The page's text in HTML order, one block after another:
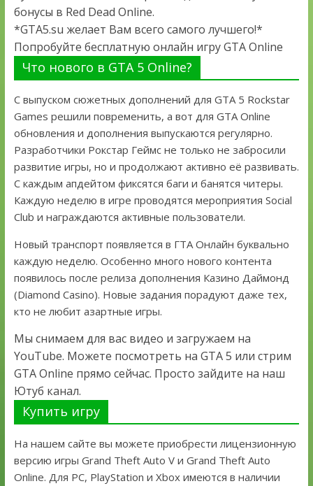
бонусы в Red Dead Online.
*GTA5.su желает Вам всего самого лучшего!*
Попробуйте бесплатную онлайн игру GTA Online
Что нового в GTA 5 Online?
С выпуском сюжетных дополнений для GTA 5 Rockstar
Games решили повременить, а вот для GTA Online
обновления и дополнения выпускаются регулярно.
Разработчики Рокстар Геймс не только не забросили
развитие игры, но и продолжают активно её развивать.
С каждым апдейтом фиксятся баги и банятся читеры.
Каждую неделю в игре проводятся мероприятия Social
Club и награждаются активные пользователи.
Новый транспорт появляется в ГТА Онлайн буквально
каждую неделю. Особенно много нового контента
появилось после релиза дополнения Казино Даймонд
(Diamond Casino). Новые задания порадуют даже тех,
кто не любит азартные игры.
Мы снимаем для вас видео и загружаем на
YouTube. Можете посмотреть на GTA 5 или стрим
GTA Online прямо сейчас. Просто зайдите на наш
Ютуб канал.
Купить игру
На нашем сайте вы можете приобрести лицензионную
версию игры Grand Theft Auto V и Grand Theft Auto
Online. Для PC, PlayStation и Xbox имеются в наличии